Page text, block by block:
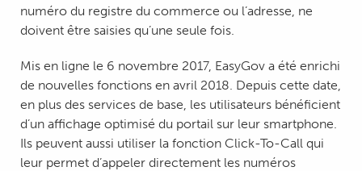
numéro du registre du commerce ou l’adresse, ne
doivent être saisies qu’une seule fois.
Mis en ligne le 6 novembre 2017, EasyGov a été enrichi
de nouvelles fonctions en avril 2018. Depuis cette date,
en plus des services de base, les utilisateurs bénéficient
d’un affichage optimisé du portail sur leur smartphone.
Ils peuvent aussi utiliser la fonction Click-To-Call qui
leur permet d’appeler directement les numéros